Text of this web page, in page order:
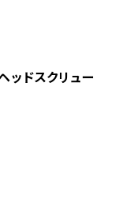
ドスクリュー